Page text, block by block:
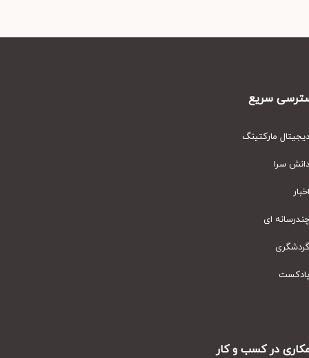
سریع
مارکتینگ
سرا
ای
در کسب و کار